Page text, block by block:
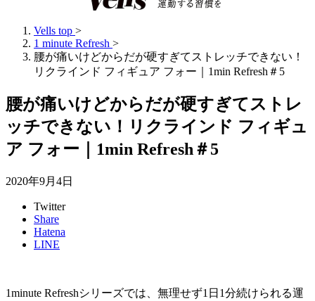
Vells top >
1 minute Refresh >
腰が痛いけどからだが硬すぎてストレッチできない！
リクラインド フィギュア フォー｜1min Refresh＃5
腰が痛いけどからだが硬すぎてストレ
ッチできない！リクラインド フィギュ
ア フォー｜1min Refresh＃5
2020年9月4日
Twitter
Share
Hatena
LINE
1minute Refreshシリーズでは、 無理せず1日1分続けられる運